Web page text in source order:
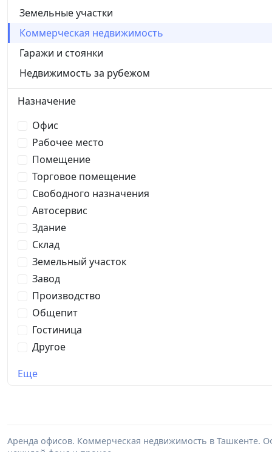
Земельные участки
Коммерческая недвижимость
Гаражи и стоянки
Недвижимость за рубежом
Назначение
Офис
Рабочее место
Помещение
Торговое помещение
Свободного назначения
Автосервис
Здание
Склад
Земельный участок
Завод
Производство
Общепит
Гостиница
Другое
Еще
Аренда офисов. Коммерческая недвижимость в Ташкенте.